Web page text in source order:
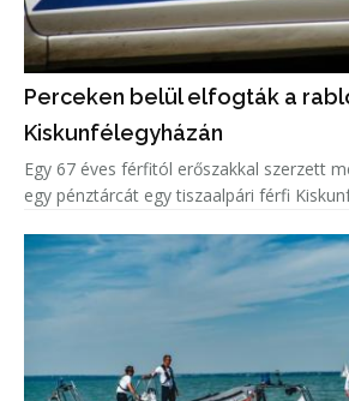
Perceken belül elfogták a
Kiskunfélegyházán
Egy 67 éves férfitól erőszakkal szerzett
egy pénztárcát egy tiszaalpári férfi